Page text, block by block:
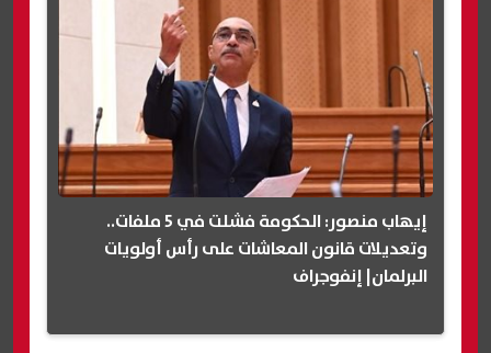
إيهاب منصور: الحكومة فشلت في 5 ملفات..
وتعديلات قانون المعاشات على رأس أولويات
البرلمان| إنفوجراف